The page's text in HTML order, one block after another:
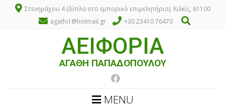
Στενημάχου 4 (δίπλα στο εμπορικό επιμελητήριο), Κιλκίς, 61100
agathi1@hotmail.gr
+30 23410 76470
ΑΕΙΦΟΡΙΑ
ΑΓΑΘΗ ΠΑΠΑΔΟΠΟΥΛΟΥ
MENU